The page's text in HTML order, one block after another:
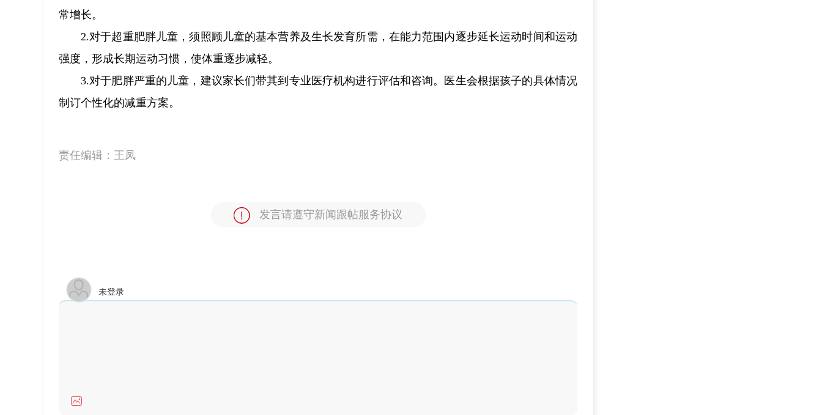
常增长。
2.对于超重肥胖儿童，须照顾儿童的基本营养及生长发育所需，在能力范围内逐步延长运动时间和运动
强度，形成长期运动习惯，使体重逐步减轻。
3.对于肥胖严重的儿童，建议家长们带其到专业医疗机构进行评估和咨询。医生会根据孩子的具体情况
制订个性化的减重方案。
责任编辑： 王凤
发言请遵守新闻跟帖服务协议
未登录